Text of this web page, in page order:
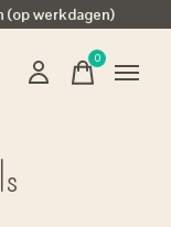
(op werkdagen)
0items